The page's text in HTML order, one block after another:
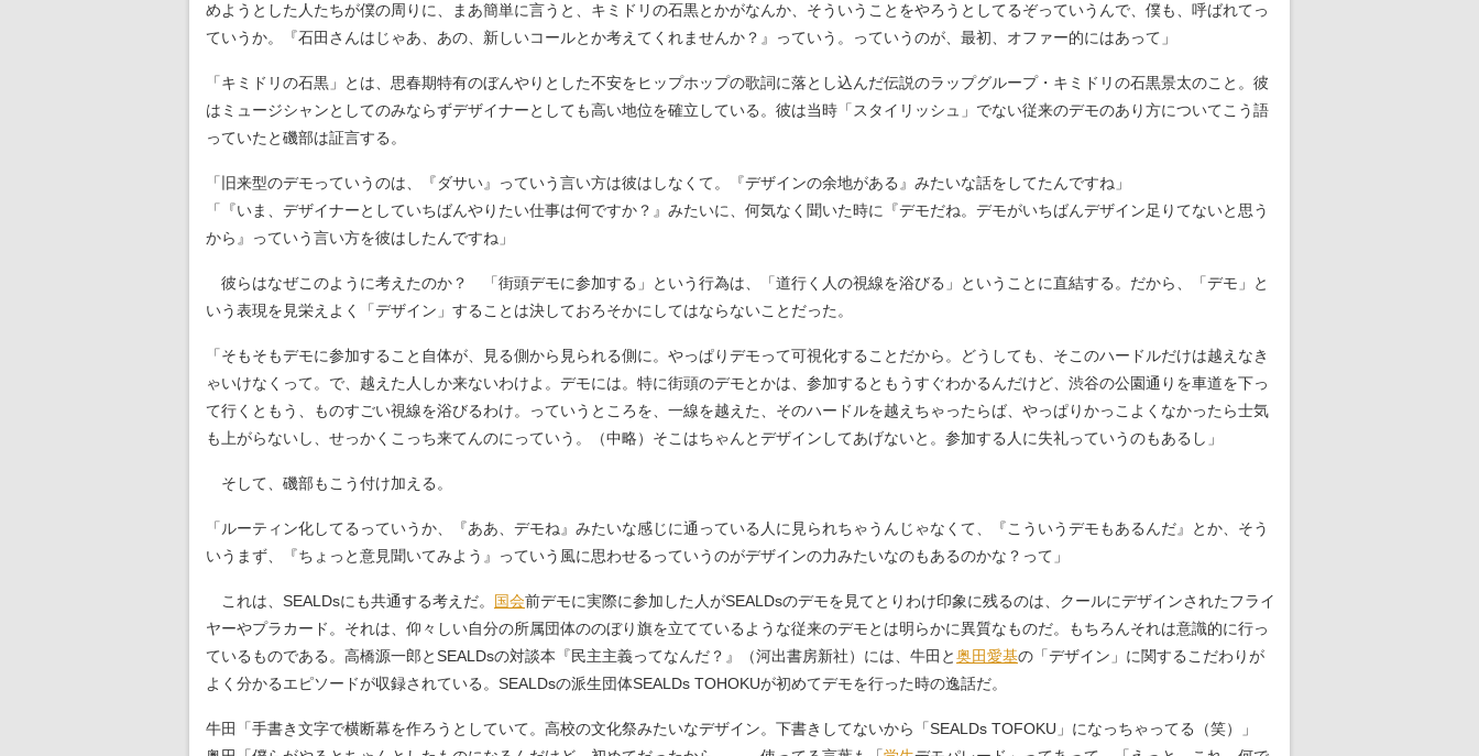
めようとした人たちが僕の周りに、まあ簡単に言うと、キミドリの石黒とかがなんか、そういうことをやろうとしてるぞっていうんで、僕も、呼ばれてっ
ていうか。『石田さんはじゃあ、あの、新しいコールとか考えてくれませんか？』っていう。っていうのが、最初、オファー的にはあって」
「キミドリの石黒」とは、思春期特有のぼんやりとした不安をヒップホップの歌詞に落とし込んだ伝説のラップグループ・キミドリの石黒景太のこと。彼
はミュージシャンとしてのみならずデザイナーとしても高い地位を確立している。彼は当時「スタイリッシュ」でない従来のデモのあり方についてこう語
っていたと磯部は証言する。
「旧来型のデモっていうのは、『ダサい』っていう言い方は彼はしなくて。『デザインの余地がある』みたいな話をしてたんですね」
「『いま、デザイナーとしていちばんやりたい仕事は何ですか？』みたいに、何気なく聞いた時に『デモだね。デモがいちばんデザイン足りてないと思う
から』っていう言い方を彼はしたんですね」
彼らはなぜこのように考えたのか？ 「街頭デモに参加する」という行為は、「道行く人の視線を浴びる」ということに直結する。だから、「デモ」と
いう表現を見栄えよく「デザイン」することは決しておろそかにしてはならないことだった。
「そもそもデモに参加すること自体が、見る側から見られる側に。やっぱりデモって可視化することだから。どうしても、そこのハードルだけは越えなき
ゃいけなくって。で、越えた人しか来ないわけよ。デモには。特に街頭のデモとかは、参加するともうすぐわかるんだけど、渋谷の公園通りを車道を下っ
て行くともう、ものすごい視線を浴びるわけ。っていうところを、一線を越えた、そのハードルを越えちゃったらば、やっぱりかっこよくなかったら士気
も上がらないし、せっかくこっち来てんのにっていう。（中略）そこはちゃんとデザインしてあげないと。参加する人に失礼っていうのもあるし」
そして、磯部もこう付け加える。
「ルーティン化してるっていうか、『ああ、デモね』みたいな感じに通っている人に見られちゃうんじゃなくて、『こういうデモもあるんだ』とか、そう
いうまず、『ちょっと意見聞いてみよう』っていう風に思わせるっていうのがデザインの力みたいなのもあるのかな？って」
これは、SEALDsにも共通する考えだ。 国会前デモに実際に参加した人がSEALDsのデモを見てとりわけ印象に残るのは、クールにデザインされたフライ
ヤーやプラカード。それは、仰々しい自分の所属団体ののぼり旗を立てているような従来のデモとは明らかに異質なものだ。もちろんそれは意識的に行っ
ているものである。高橋源一郎とSEALDsの対談本『民主主義ってなんだ？』（河出書房新社）には、牛田と奥田愛基の「デザイン」に関するこだわりが
よく分かるエピソードが収録されている。SEALDsの派生団体SEALDs TOHOKUが初めてデモを行った時の逸話だ。
牛田「手書き文字で横断幕を作ろうとしていて。高校の文化祭みたいなデザイン。下書きしてないから「SEALDs TOFOKU」になっちゃってる（笑）」